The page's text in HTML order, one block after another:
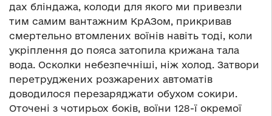
дах бліндажа, колоди для якого ми привезли
тим самим вантажним КрАЗом, прикривав
смертельно втомлених воїнів навіть тоді, коли
укріплення до пояса затопила крижана тала
вода. Осколки небезпечніші, ніж холод. Затвори
перетруджених розжарених автоматів
доводилося перезаряджати обухом сокири.
Оточені з чотирьох боків, воїни 128-ї окремої